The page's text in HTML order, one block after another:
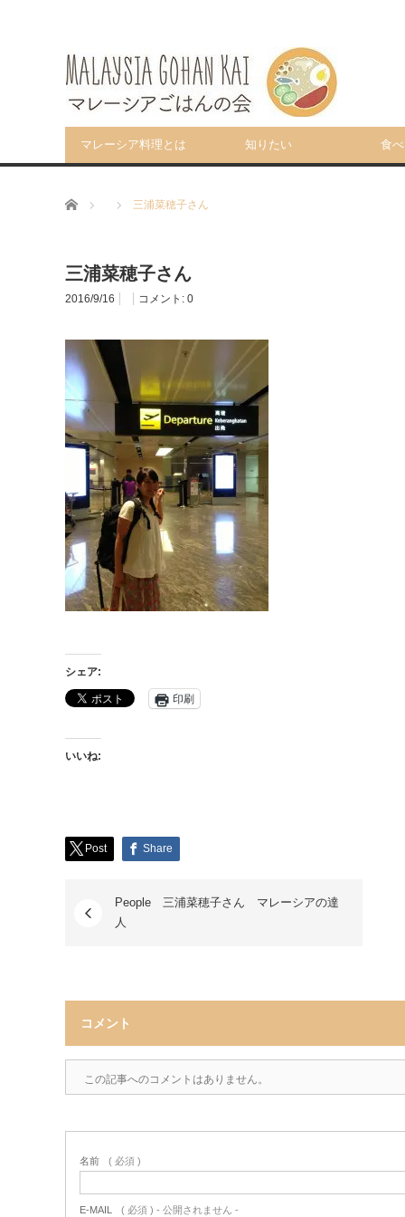
マレーシア料理とは 知りたい 食
ホーム 三浦菜穂子さん
三浦菜穂子さん
2016/9/16 コメント: 0
シェア:
印刷
いいね:
Post Share
People 三浦菜穂子さん マレーシアの達
人
コメント
この記事へのコメントはありません。
名前 ( 必須 )
E-MAIL ( 必須 ) - 公開されません -